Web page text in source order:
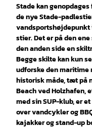
Stade kan
de nye Stade-
vandsportshøjdepunkt
stier. Det er på den
den anden side en
Begge skilte kan kun
udforske den maritime
historisk måde, tæt på
Beach ved Holzhafen,
med sin SUP-klub, er
over vandcykler og
kajakker og stand-up